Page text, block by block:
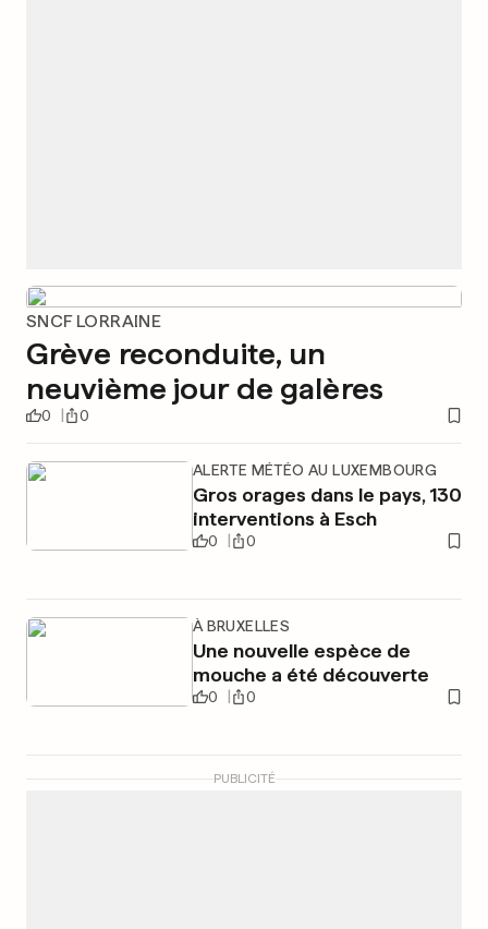
SNCF LORRAINE
Grève reconduite, un
neuvième jour de galères
0 0
ALERTE MÉTÉO AU LUXEMBOURG
Gros orages dans le pays, 130
interventions à Esch
0 0
À BRUXELLES
Une nouvelle espèce de
mouche a été découverte
0 0
PUBLICITÉ